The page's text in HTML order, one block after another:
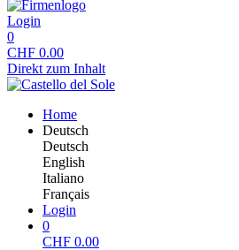
Login
0
CHF 0.00
Direkt zum Inhalt
Home
Deutsch
Deutsch
English
Italiano
Français
Login
0
CHF 0.00